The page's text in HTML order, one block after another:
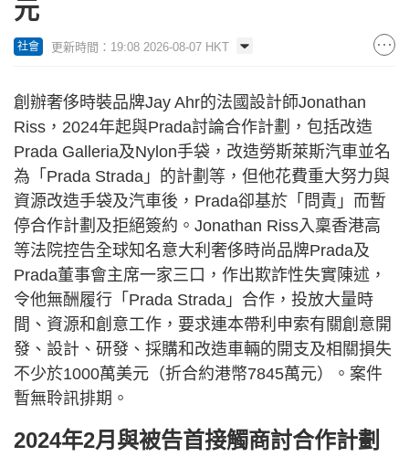
元
社會 更新時間：19:08 2026-08-07 HKT
創辦奢侈時裝品牌Jay Ahr的法國設計師Jonathan
Riss，2024年起與Prada討論合作計劃，包括改造
Prada Galleria及Nylon手袋，改造勞斯萊斯汽車並名
為「Prada Strada」的計劃等，但他花費重大努力與
資源改造手袋及汽車後，Prada卻基於「問責」而暫
停合作計劃及拒絕簽約。Jonathan Riss入稟香港高
等法院控告全球知名意大利奢侈時尚品牌Prada及
Prada董事會主席一家三口，作出欺詐性失實陳述，
令他無酬履行「Prada Strada」合作，投放大量時
間、資源和創意工作，要求連本帶利申索有關創意開
發、設計、研發、採購和改造車輛的開支及相關損失
不少於1000萬美元（折合約港幣7845萬元）。案件
暫無聆訊排期。
2024年2月與被告首接觸商討合作計劃